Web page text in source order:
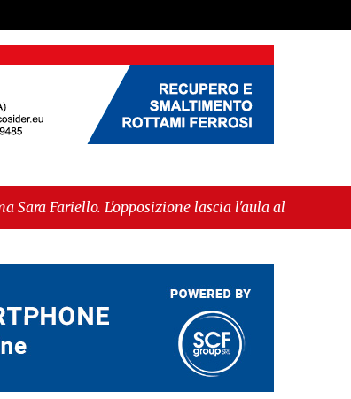
lascia l'aula al momento del
fase europea per l’IGP"